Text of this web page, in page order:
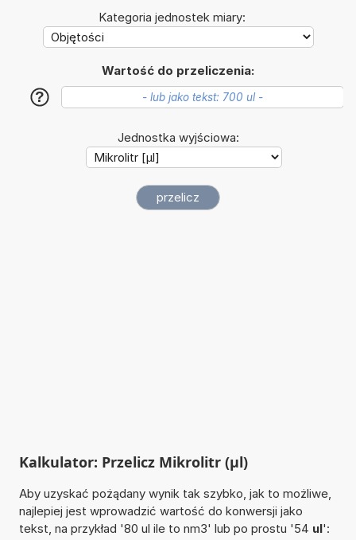
Kategoria jednostek miary:
Wartość do przeliczenia:
?
Jednostka wyjściowa:
Kalkulator: Przelicz Mikrolitr (µl)
Aby uzyskać pożądany wynik tak szybko, jak to możliwe,
najlepiej jest wprowadzić wartość do konwersji jako
tekst, na przykład '80 ul ile to nm3' lub po prostu '54 ul':